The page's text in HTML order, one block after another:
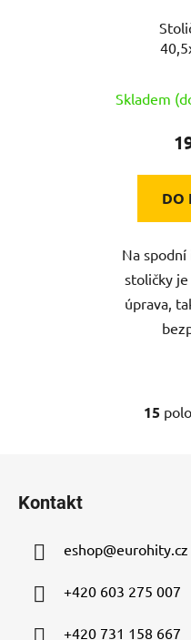
Skladem
DO
Na
stoličky
úprava,
15
Kontakt
eshop@eurohity.cz
+420 603 275 007
+420 731 158 667